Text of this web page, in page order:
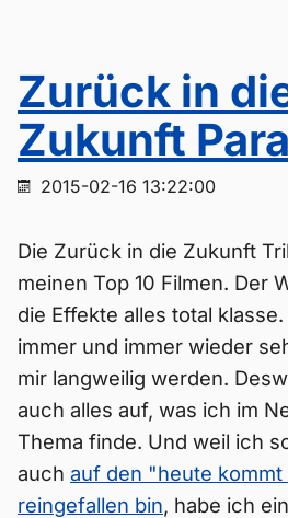
Zurück in
Zukunft
2015-02-16 13:22:00
Die Zurück in die Zukunft
meinen Top 10 Filmen. Der
die Effekte alles total
immer und immer wieder
mir langweilig werden.
auch alles auf, was ich im
Thema finde. Und weil ich
auch auf den "heute
reingefallen bin, habe ich